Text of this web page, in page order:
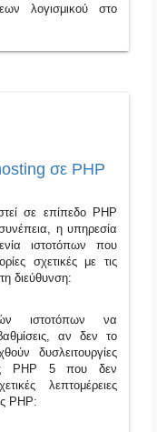
λογισμικού στο
σε PHP
σε επίπεδο PHP
η υπηρεσία
ιστοτόπων που
σχετικές με τις
διεύθυνση:
ιστοτόπων να
αν δεν το
δυσλειτουργίες
PHP 5 που δεν
λεπτομέρειες
PHP: